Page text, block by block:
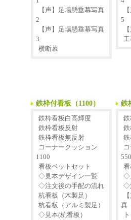
【声】足場懸垂幕写真
2
【声】足場懸垂幕写真
3
横断幕
5
鉄枠付看板（1100）
鉄枠看板白高輝度
鉄枠看板反射
鉄枠看板無反射
コーナークッション
1100
看板ベットセット
◇見本デザイン一覧
◇注文後の手配の流れ
杭看板（木製足）
杭看板（アルミ製足）
◇見本(杭看板）
鉄
550
◇
◇
真